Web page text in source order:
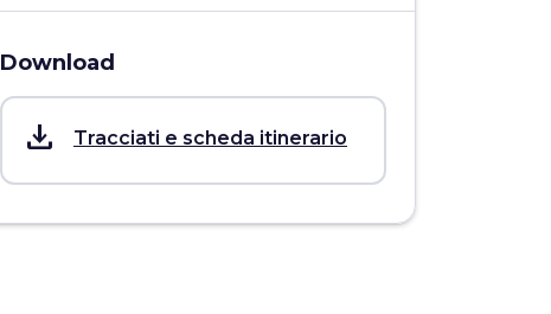
Download
save_alt Tracciati e scheda itinerario